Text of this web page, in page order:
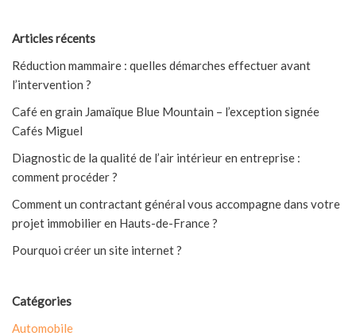
Articles récents
Réduction mammaire : quelles démarches effectuer avant
l’intervention ?
Café en grain Jamaïque Blue Mountain – l’exception signée
Cafés Miguel
Diagnostic de la qualité de l’air intérieur en entreprise :
comment procéder ?
Comment un contractant général vous accompagne dans votre
projet immobilier en Hauts-de-France ?
Pourquoi créer un site internet ?
Catégories
Automobile